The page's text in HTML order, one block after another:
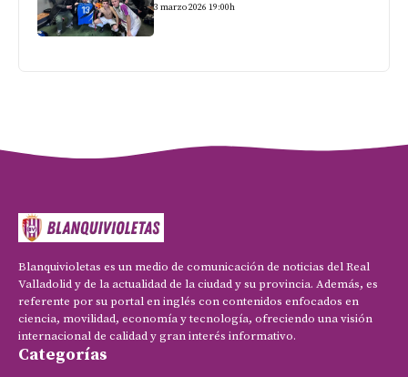
3 marzo 2026 19:00h
Blanquivioletas es un medio de comunicación de noticias del Real
Valladolid y de la actualidad de la ciudad y su provincia. Además, es
referente por su portal en inglés con contenidos enfocados en
ciencia, movilidad, economía y tecnología, ofreciendo una visión
internacional de calidad y gran interés informativo.
Categorías